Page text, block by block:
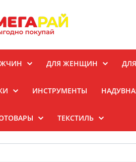
ДЛЯ ЖЕНЩИН
ИНСТРУМЕНТЫ
ТЕКСТИЛЬ